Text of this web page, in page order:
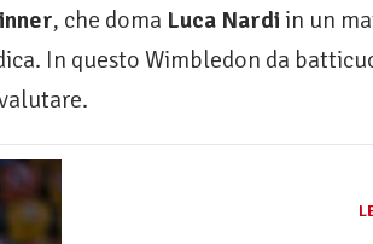
, che doma Luca Nardi in un
In questo Wimbledon da